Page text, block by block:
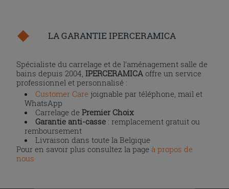
LA GARANTIE IPERCERAMICA
Spécialiste du carrelage et de l’aménagement salle de
bains depuis 2004,IPERCERAMICA offre un service
professionnel et personnalisé :
Customer Care joignable par téléphone, mail et
WhatsApp
Carrelage dePremier Choix
Garantie anti-casse : remplacement gratuit ou
remboursement
Livraison dans toute la Belgique
Pour en savoir plus consultez la page à propos de
nous